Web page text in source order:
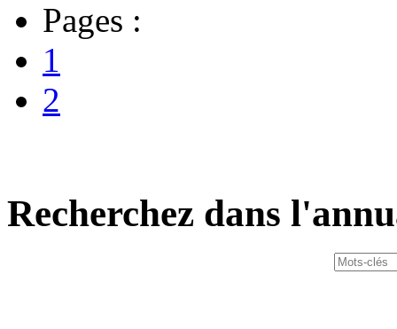
Pages :
1
2
Recherchez dans